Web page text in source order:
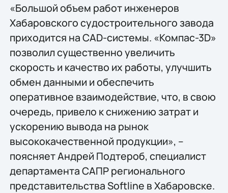
«Большой объем работ инженеров
Хабаровского судостроительного завода
приходится на CAD-системы. «Компас-3D»
позволил существенно увеличить
скорость и качество их работы, улучшить
обмен данными и обеспечить
оперативное взаимодействие, что, в свою
очередь, привело к снижению затрат и
ускорению вывода на рынок
высококачественной продукции», –
поясняет Андрей Подтероб, специалист
департамента САПР регионального
представительства Softline в Хабаровске.